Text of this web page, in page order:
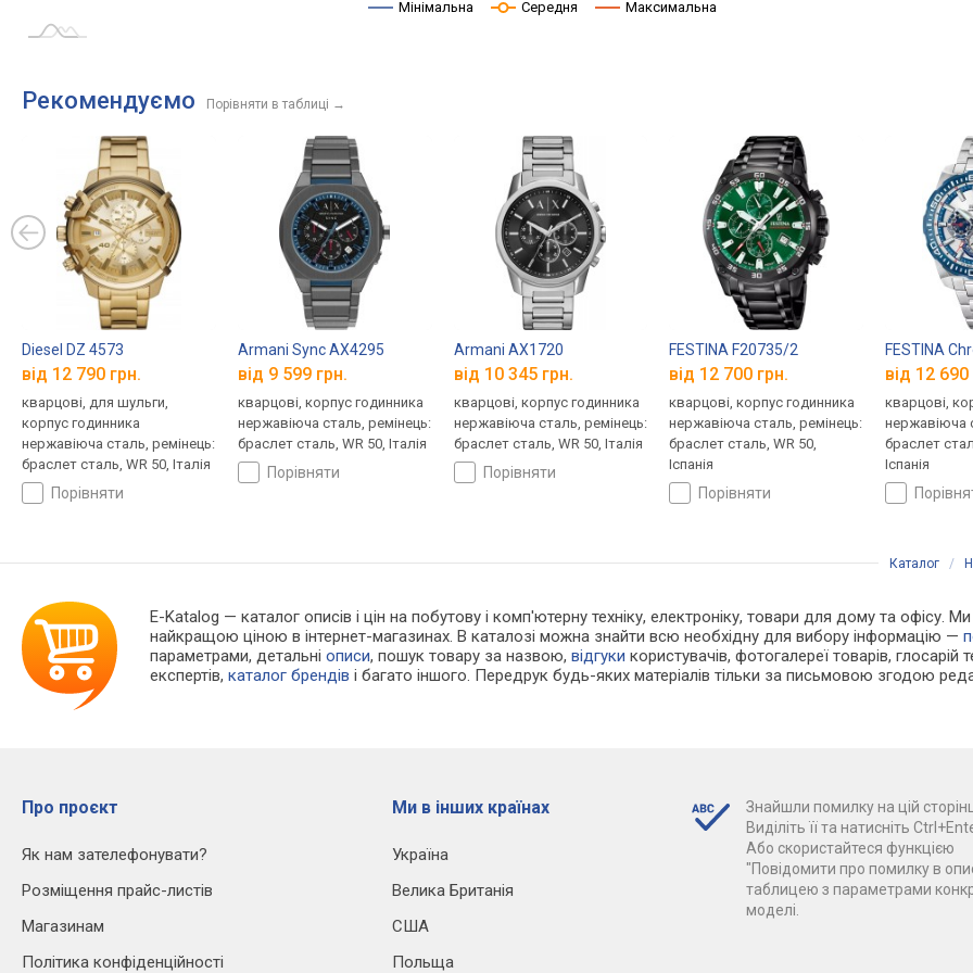
Мінімальна Середня Максимальна
Рекомендуємо Порівняти в таблиці →
Diesel DZ 4573
від 12 790 грн.
кварцові, для шульги,
корпус годинника
нержавіюча сталь, ремінець:
браслет сталь, WR 50, Італія
порівняти
Armani Sync AX4295
від 9 599 грн.
кварцові, корпус годинника
нержавіюча сталь, ремінець:
браслет сталь, WR 50, Італія
порівняти
Armani AX1720
від 10 345 грн.
кварцові, корпус годинника
нержавіюча сталь, ремінець:
браслет сталь, WR 50, Італія
порівняти
FESTINA F20735/2
від 12 700 грн.
кварцові, корпус годинника
нержавіюча сталь, ремінець:
браслет сталь, WR 50,
Іспанія
порівняти
FESTINA
від 12 690
кварцові,
нержавіюча
браслет
Іспанія
Каталог /
E-Katalog — каталог описів і цін на побутову і комп'ютерну техніку, електроніку, товари для дому та офісу.
найкращою ціною в інтернет-магазинах. В каталозі можна знайти всю необхідну для вибору інформацію —
параметрами, детальніописи, пошук товару за назвою,відгуки користувачів, фотогалереї товарів, глосарій
експертів,каталог брендів і багато іншого. Передрук будь-яких матеріалів тільки за письмовою згодою
Про проєкт
Як нам зателефонувати?
Розміщення прайс-листів
Магазинам
Політика конфіденційності
Ми в інших країнах
Україна
Велика Британія
США
Польща
Знайшли помилку на цій
Виділіть її та натисніть
Або скористайтеся функцією
"Повідомити про помилку в
таблицею з параметрами
моделі.